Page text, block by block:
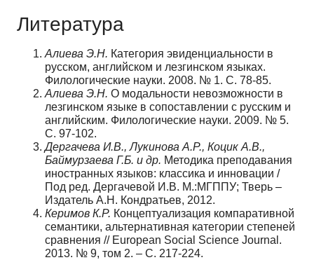
Литература
Алиева Э.Н. Категория эвиденциальности в
русском, английском и лезгинском языках.
Филологические науки. 2008. № 1. С. 78-85.
Алиева Э.Н. О модальности невозможности в
лезгинском языке в сопоставлении с русским и
английским. Филологические науки. 2009. № 5.
С. 97-102.
Дергачева И.В., Лукинова А.Р., Коцик А.В.,
Баймурзаева Г.Б. и др. Методика преподавания
иностранных языков: классика и инновации /
Под ред. Дергачевой И.В. М.:МГППУ; Тверь –
Издатель А.Н. Кондратьев, 2012.
Керимов К.Р. Концептуализация компаративной
семантики, альтернативная категории степеней
сравнения // European Social Science Journal.
2013. № 9, том 2. – С. 217-224.